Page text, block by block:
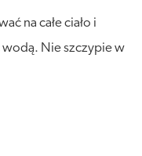
na całe ciało i
wodą. Nie szczypie w